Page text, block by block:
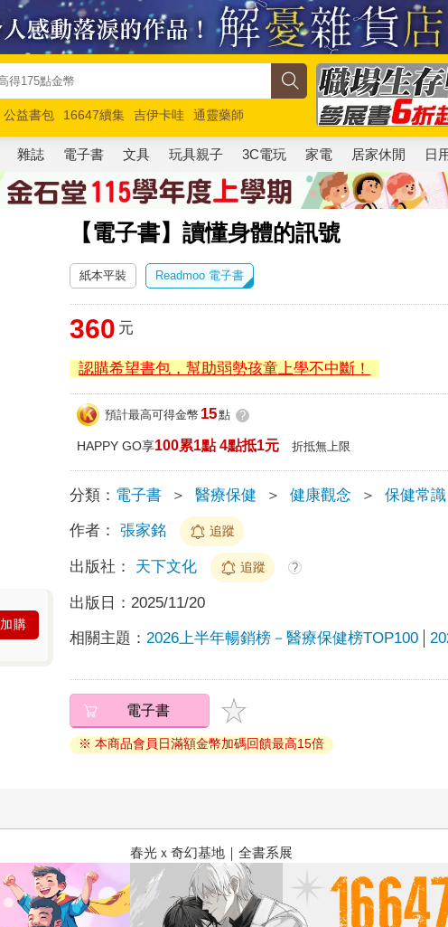
公益書包 16647續集 吉伊卡哇
通靈藥師
馬斯克 玩具總動員5 超慢跑
雜誌 電子書 文具 玩具親子 3C電玩 家電 居家休閒 日
【電子書】讀懂身體的訊號
加購
紙本平裝 Readmoo 電子書
360 元
認購希望書包，幫助弱勢孩童上學不中斷！
預計最高可得金幣 15點 ?
HAPPY GO享100累1點 4點抵1元 折抵無上限
分類： 電子書 ＞ 醫療保健 ＞ 健康觀念 ＞ 保健常識
作者： 張家銘 追蹤
出版社： 天下文化 追蹤 ?
出版日： 2025/11/20
相關主題： 2026上半年暢銷榜－醫療保健榜TOP100
電子書
※ 本商品會員日滿額金幣加碼回饋最高15倍
春光ｘ奇幻基地｜全書系展